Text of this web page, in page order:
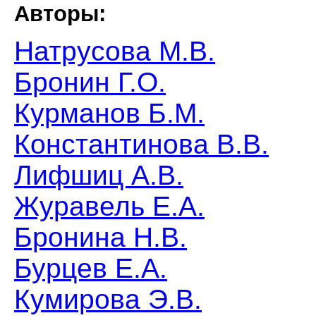
Авторы:
Натрусова М.В.
Бронин Г.О.
Курманов Б.М.
Константинова В.В.
Лифшиц А.В.
Журавель Е.А.
Бронина Н.В.
Бурцев Е.А.
Кумирова Э.В.